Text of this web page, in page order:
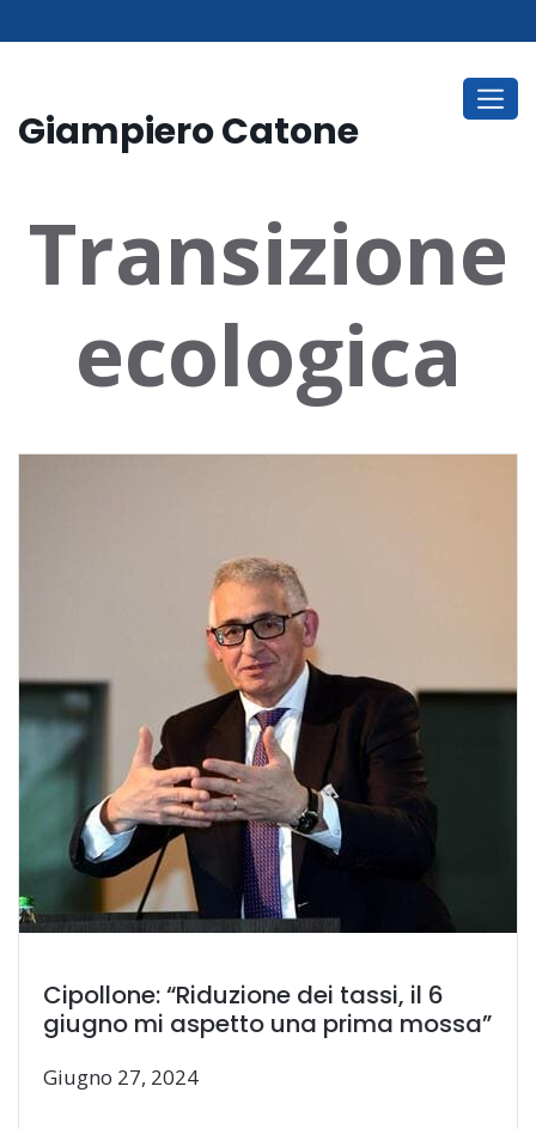
Giampiero Catone
Transizione
ecologica
Cipollone: “Riduzione dei tassi, il 6
giugno mi aspetto una prima mossa”
Giugno 27, 2024